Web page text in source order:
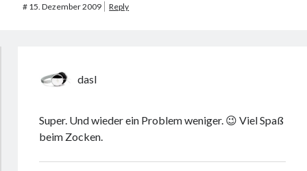
# 15. Dezember 2009 Reply
dasI
Super. Und wieder ein Problem weniger. 😉 Viel Spaß
beim Zocken.